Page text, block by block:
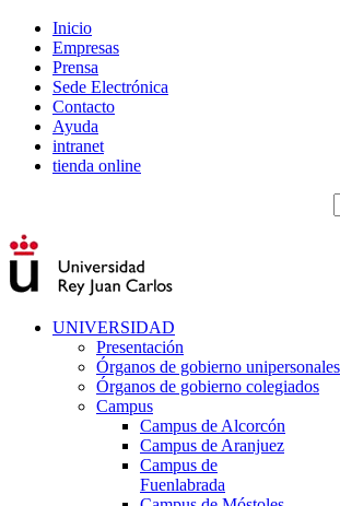
Inicio
Empresas
Prensa
Sede Electrónica
Contacto
Ayuda
intranet
tienda online
UNIVERSIDAD
Presentación
Órganos de gobierno unipersonales
Órganos de gobierno colegiados
Campus
Campus de Alcorcón
Campus de Aranjuez
Campus de
Fuenlabrada